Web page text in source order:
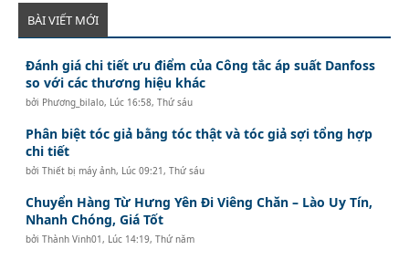
BÀI VIẾT MỚI
Đánh giá chi tiết ưu điểm của Công tắc áp suất Danfoss
so với các thương hiệu khác
bởi Phương_bilalo, Lúc 16:58, Thứ sáu
Phân biệt tóc giả bằng tóc thật và tóc giả sợi tổng hợp
chi tiết
bởiThiết bị máy ảnh, Lúc 09:21, Thứ sáu
Chuyển Hàng Từ Hưng Yên Đi Viêng Chăn – Lào Uy Tín,
Nhanh Chóng, Giá Tốt
bởiThành Vinh01 , Lúc 14:19, Thứ năm